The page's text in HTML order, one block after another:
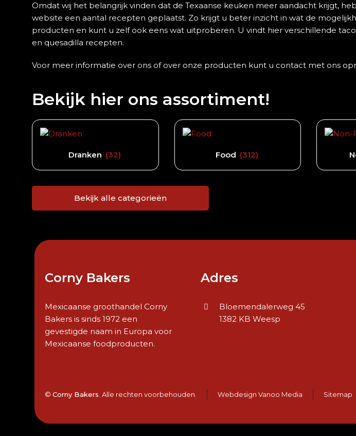
Omdat wij het belangrijk vinden dat de Texaanse keuken meer aandacht krijgt,
website een aantal recepten geplaatst. Zo krijgt u beter inzicht in wat de
producten en kunt u zelf ook eens wat uitproberen. U vindt hier verschillende
en quesadilla recepten.
Voor meer informatie over ons of over onze producten kunt u contact met ons
Bekijk hier ons assortiment!
Dranken (32) Food (312)
Bekijk alle categorieën
Corny Bakers
Mexicaanse groothandel Corny
Bakers is sinds 1972 een
gevestigde naam in Europa voor
Mexicaanse foodproducten.
Adres
Bloemendalerweg 45
1382 KB Weesp
©Corny Bakers . Alle rechten voorbehouden. Webdesign Vanoo Media Sitemap